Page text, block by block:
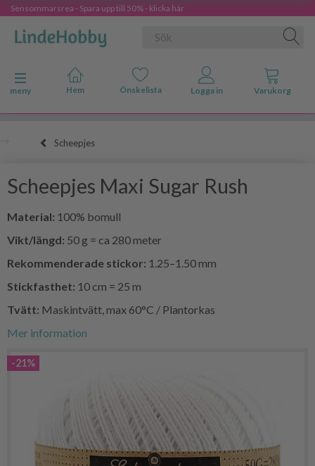
Sensommarsrea - Spara upp till 50% - klicka här
Ändra navigering
meny
Scheepjes
Scheepjes Maxi Sugar Rush
Material: 100% bomull
Vikt/längd: 50 g = ca 280 meter
Rekommenderade stickor: 1.25–1.50 mm
Stickfasthet: 10 cm = 25 m
Tvätt: Maskintvätt, max 60°C / Plantorkas
Mer information
-21%